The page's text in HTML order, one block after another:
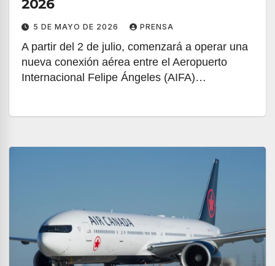
2026
5 DE MAYO DE 2026 PRENSA
A partir del 2 de julio, comenzará a operar una
nueva conexión aérea entre el Aeropuerto
Internacional Felipe Ángeles (AIFA)…